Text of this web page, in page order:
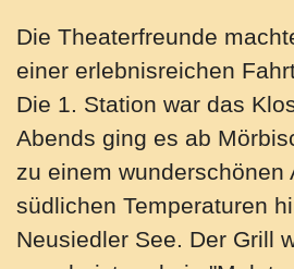
Die Theaterfreunde
einer erlebnisreichen
Die 1. Station war das
Abends ging es ab
zu einem wunderschönen
südlichen Temperaturen
Neusiedler See. Der Grill